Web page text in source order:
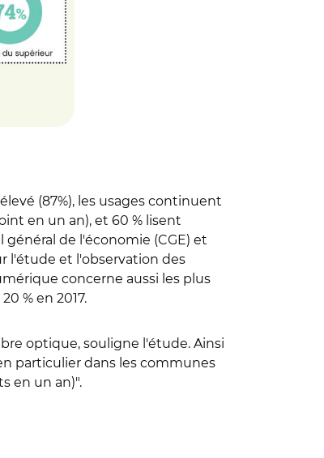
(87%), les usages continuent
en un an), et 60 % lisent
de l'économie (CGE) et
l'étude et l'observation des
concerne aussi les plus
% en 2017.
optique, souligne l'étude. Ainsi
particulier dans les communes
en un an)".